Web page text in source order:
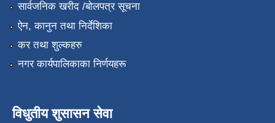
सार्वजनिक खरीद /बोलपत्र सूचना
ऐन, कानुन तथा निर्देशिका
कर तथा शुल्कहरु
नगर कार्यपालिकाका निर्णयहरू
विधुतीय शुसासन सेवा